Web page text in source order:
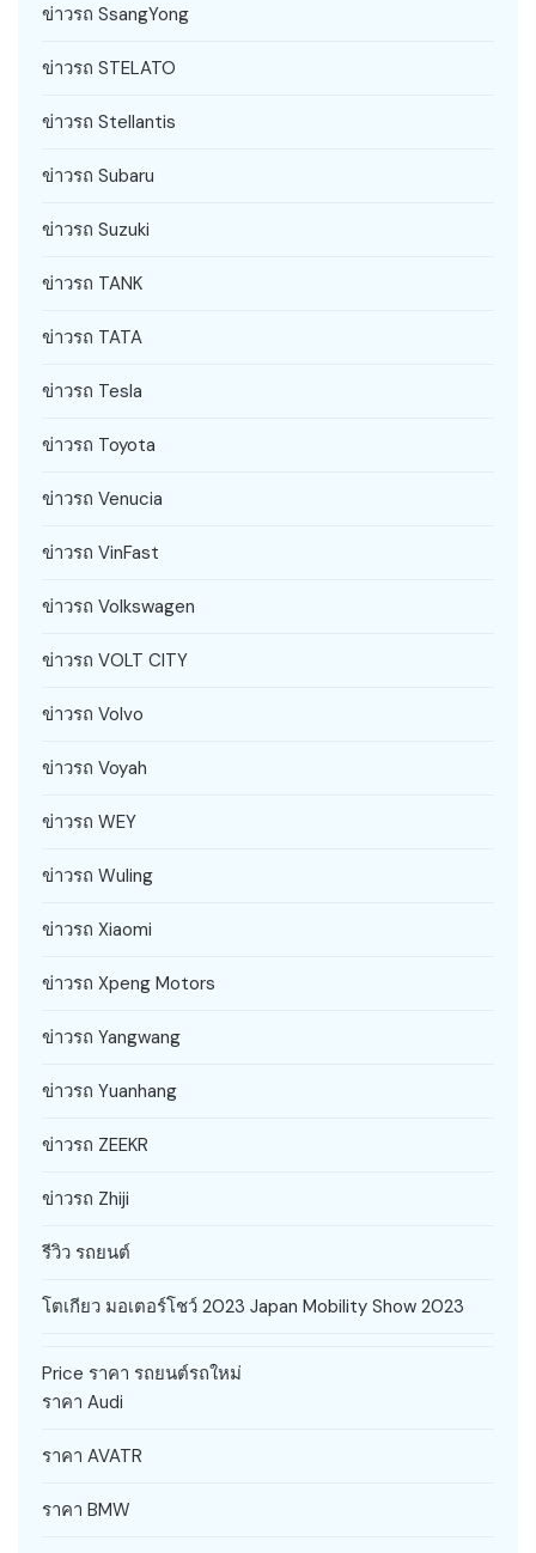
ข่าวรถ SsangYong
ข่าวรถ STELATO
ข่าวรถ Stellantis
ข่าวรถ Subaru
ข่าวรถ Suzuki
ข่าวรถ TANK
ข่าวรถ TATA
ข่าวรถ Tesla
ข่าวรถ Toyota
ข่าวรถ Venucia
ข่าวรถ VinFast
ข่าวรถ Volkswagen
ข่าวรถ VOLT CITY
ข่าวรถ Volvo
ข่าวรถ Voyah
ข่าวรถ WEY
ข่าวรถ Wuling
ข่าวรถ Xiaomi
ข่าวรถ Xpeng Motors
ข่าวรถ Yangwang
ข่าวรถ Yuanhang
ข่าวรถ ZEEKR
ข่าวรถ Zhiji
รีวิว รถยนต์
โตเกียว มอเตอร์โชว์ 2023 Japan Mobility Show 2023
Price ราคา รถยนต์รถใหม่
ราคา Audi
ราคา AVATR
ราคา BMW